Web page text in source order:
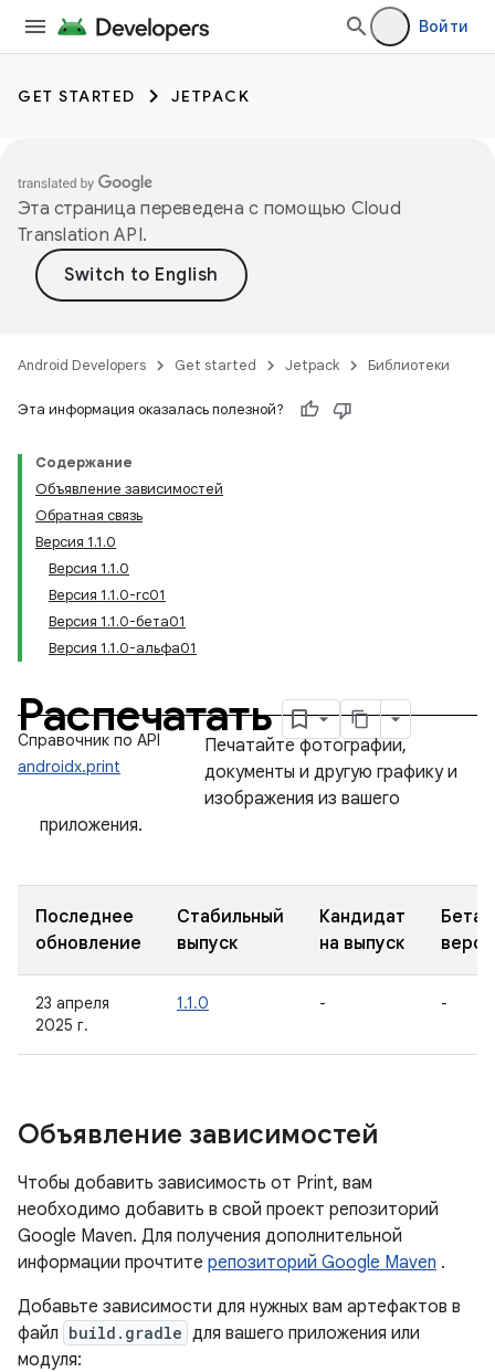
Войти
GET STARTED JETPACK
Эта страница переведена с помощью Cloud
Translation API.
Android Developers Get started Jetpack Библиотеки
Эта информация оказалась полезной?
Содержание
Объявление зависимостей
Обратная связь
Версия 1.1.0
Версия 1.1.0
Версия 1.1.0-rc01
Версия 1.1.0-бета01
Версия 1.1.0-альфа01
Распечатать
Справочник по API
androidx.print
Печатайте фотографии,
документы и другую графику и
изображения из вашего
приложения.
Последнее
обновление
Стабильный
выпуск
Кандидат
на выпуск
Бета-
23 апреля
2025 г.
1.1.0 - -
Объявление зависимостей
Чтобы добавить зависимость от Print, вам
необходимо добавить в свой проект репозиторий
Google Maven. Для получения дополнительной
информации прочтите репозиторий Google Maven .
Добавьте зависимости для нужных вам артефактов в
файл build.gradle для вашего приложения или
модуля: